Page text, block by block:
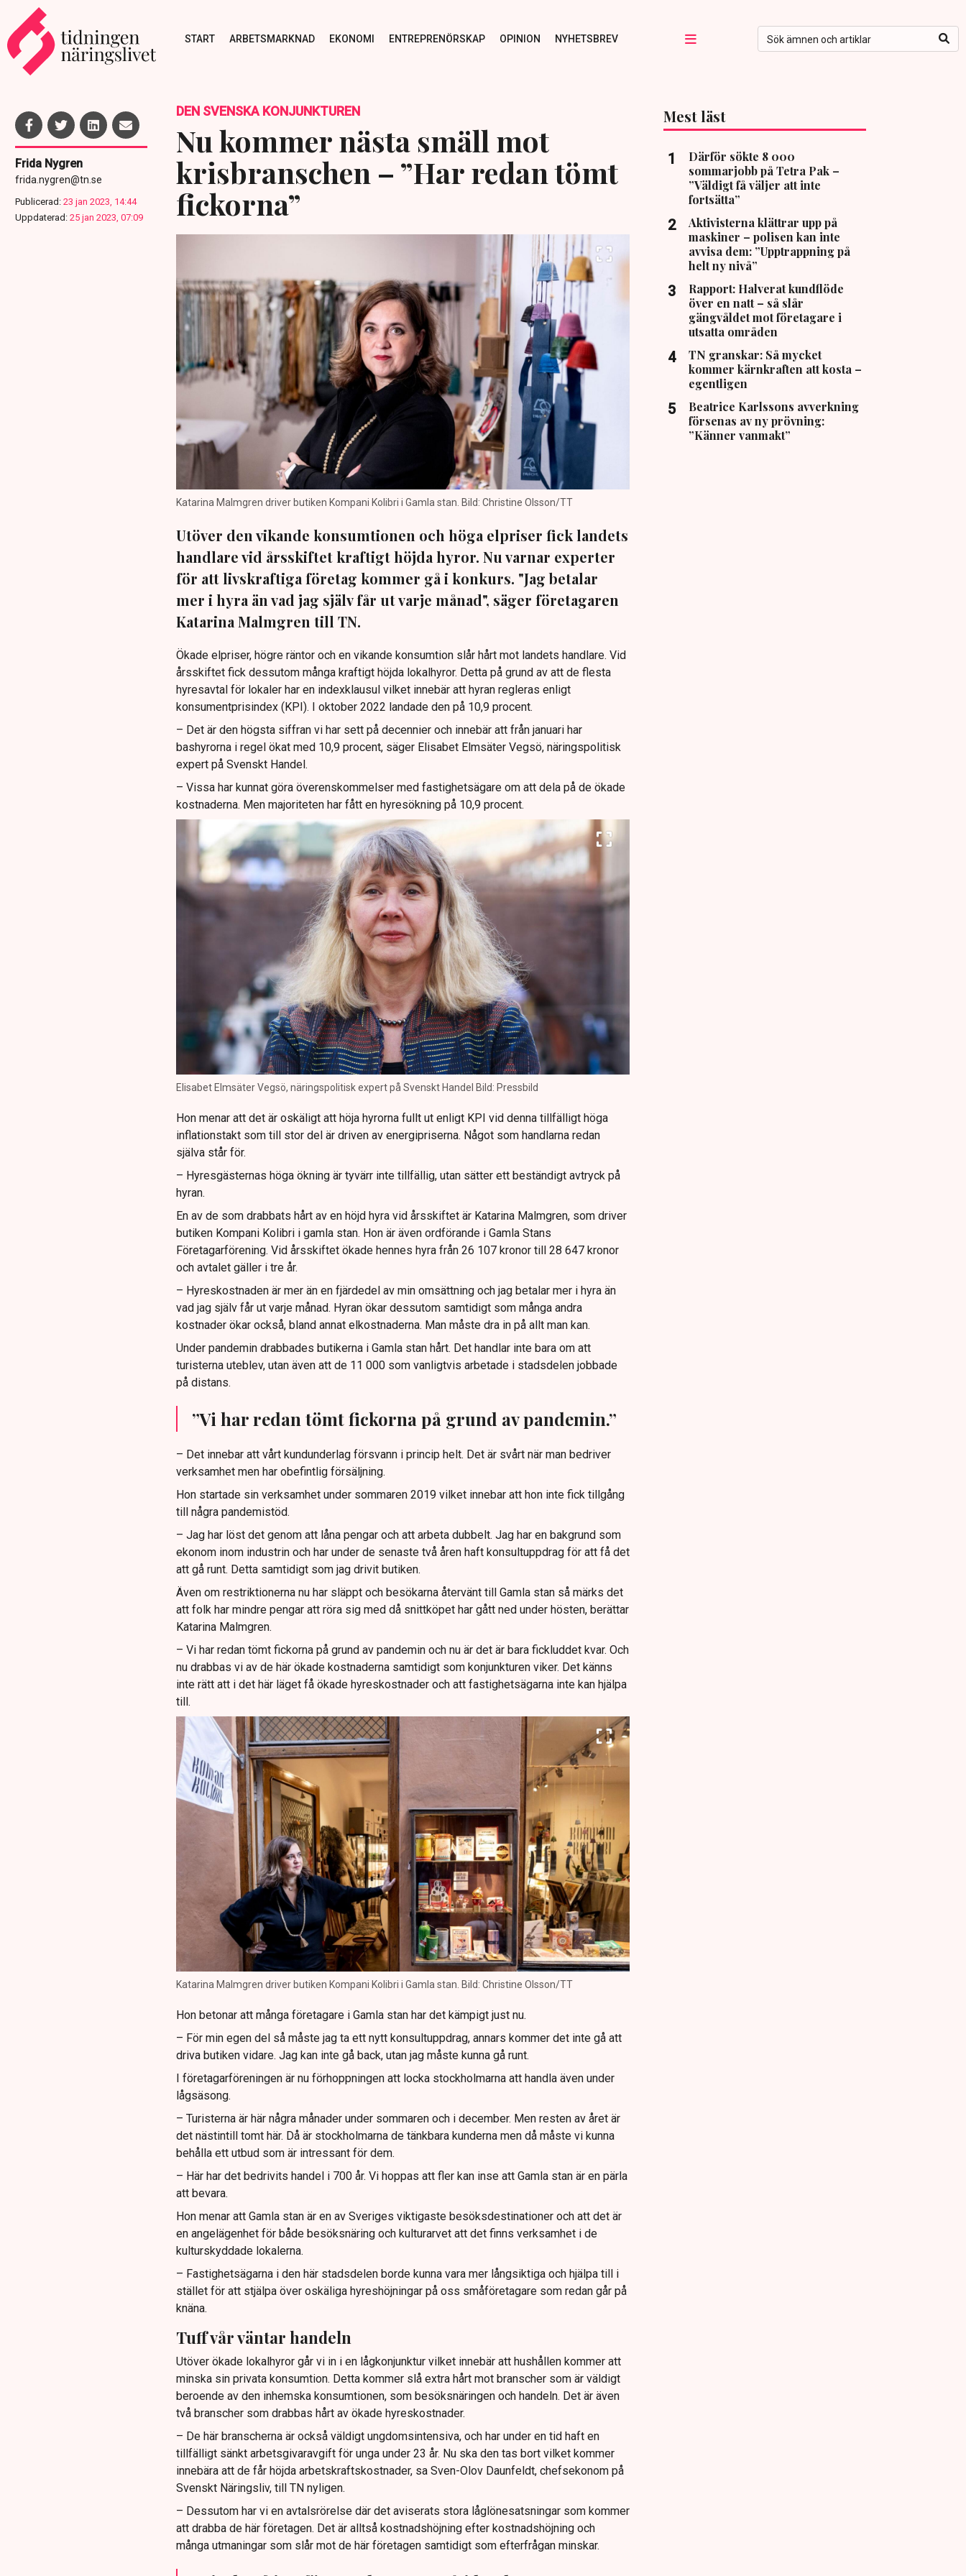
START ARBETSMARKNAD EKONOMI ENTREPRENÖRSKAP OPINION NYHETSBREV
Frida Nygren
frida.nygren@tn.se
Publicerad: 23 jan 2023, 14:44
Uppdaterad: 25 jan 2023, 07:09
DEN SVENSKA KONJUNKTUREN
Nu kommer nästa smäll mot
krisbranschen – ”Har redan tömt
fickorna”
Katarina Malmgren driver butiken Kompani Kolibri i Gamla stan. Bild: Christine Olsson/TT
Utöver den vikande konsumtionen och höga elpriser fick landets
handlare vid årsskiftet kraftigt höjda hyror. Nu varnar experter
för att livskraftiga företag kommer gå i konkurs. "Jag betalar
mer i hyra än vad jag själv får ut varje månad", säger företagaren
Katarina Malmgren till TN.
Ökade elpriser, högre räntor och en vikande konsumtion slår hårt mot landets handlare. Vid
årsskiftet fick dessutom många kraftigt höjda lokalhyror. Detta på grund av att de flesta
hyresavtal för lokaler har en indexklausul vilket innebär att hyran regleras enligt
konsumentprisindex (KPI). I oktober 2022 landade den på 10,9 procent.
– Det är den högsta siffran vi har sett på decennier och innebär att från januari har
bashyrorna i regel ökat med 10,9 procent, säger Elisabet Elmsäter Vegsö, näringspolitisk
expert på Svenskt Handel.
– Vissa har kunnat göra överenskommelser med fastighetsägare om att dela på de ökade
kostnaderna. Men majoriteten har fått en hyresökning på 10,9 procent.
Elisabet Elmsäter Vegsö, näringspolitisk expert på Svenskt Handel Bild: Pressbild
Hon menar att det är oskäligt att höja hyrorna fullt ut enligt KPI vid denna tillfälligt höga
inflationstakt som till stor del är driven av energipriserna. Något som handlarna redan
själva står för.
– Hyresgästernas höga ökning är tyvärr inte tillfällig, utan sätter ett beständigt avtryck på
hyran.
En av de som drabbats hårt av en höjd hyra vid årsskiftet är Katarina Malmgren, som driver
butiken Kompani Kolibri i gamla stan. Hon är även ordförande i Gamla Stans
Företagarförening. Vid årsskiftet ökade hennes hyra från 26 107 kronor till 28 647 kronor
och avtalet gäller i tre år.
– Hyreskostnaden är mer än en fjärdedel av min omsättning och jag betalar mer i hyra än
vad jag själv får ut varje månad. Hyran ökar dessutom samtidigt som många andra
kostnader ökar också, bland annat elkostnaderna. Man måste dra in på allt man kan.
Under pandemin drabbades butikerna i Gamla stan hårt. Det handlar inte bara om att
turisterna uteblev, utan även att de 11 000 som vanligtvis arbetade i stadsdelen jobbade
på distans.
”Vi har redan tömt fickorna på grund av pandemin.”
– Det innebar att vårt kundunderlag försvann i princip helt. Det är svårt när man bedriver
verksamhet men har obefintlig försäljning.
Hon startade sin verksamhet under sommaren 2019 vilket innebar att hon inte fick tillgång
till några pandemistöd.
– Jag har löst det genom att låna pengar och att arbeta dubbelt. Jag har en bakgrund som
ekonom inom industrin och har under de senaste två åren haft konsultuppdrag för att få det
att gå runt. Detta samtidigt som jag drivit butiken.
Även om restriktionerna nu har släppt och besökarna återvänt till Gamla stan så märks det
att folk har mindre pengar att röra sig med då snittköpet har gått ned under hösten, berättar
Katarina Malmgren.
– Vi har redan tömt fickorna på grund av pandemin och nu är det är bara fickluddet kvar. Och
nu drabbas vi av de här ökade kostnaderna samtidigt som konjunkturen viker. Det känns
inte rätt att i det här läget få ökade hyreskostnader och att fastighetsägarna inte kan hjälpa
till.
Katarina Malmgren driver butiken Kompani Kolibri i Gamla stan. Bild: Christine Olsson/TT
Hon betonar att många företagare i Gamla stan har det kämpigt just nu.
– För min egen del så måste jag ta ett nytt konsultuppdrag, annars kommer det inte gå att
driva butiken vidare. Jag kan inte gå back, utan jag måste kunna gå runt.
I företagarföreningen är nu förhoppningen att locka stockholmarna att handla även under
lågsäsong.
– Turisterna är här några månader under sommaren och i december. Men resten av året är
det nästintill tomt här. Då är stockholmarna de tänkbara kunderna men då måste vi kunna
behålla ett utbud som är intressant för dem.
– Här har det bedrivits handel i 700 år. Vi hoppas att fler kan inse att Gamla stan är en pärla
att bevara.
Hon menar att Gamla stan är en av Sveriges viktigaste besöksdestinationer och att det är
en angelägenhet för både besöksnäring och kulturarvet att det finns verksamhet i de
kulturskyddade lokalerna.
– Fastighetsägarna i den här stadsdelen borde kunna vara mer långsiktiga och hjälpa till i
stället för att stjälpa över oskäliga hyreshöjningar på oss småföretagare som redan går på
knäna.
Tuff vår väntar handeln
Utöver ökade lokalhyror går vi in i en lågkonjunktur vilket innebär att hushållen kommer att
minska sin privata konsumtion. Detta kommer slå extra hårt mot branscher som är väldigt
beroende av den inhemska konsumtionen, som besöksnäringen och handeln. Det är även
två branscher som drabbas hårt av ökade hyreskostnader.
– De här branscherna är också väldigt ungdomsintensiva, och har under en tid haft en
tillfälligt sänkt arbetsgivaravgift för unga under 23 år. Nu ska den tas bort vilket kommer
innebära att de får höjda arbetskraftskostnader, sa Sven-Olov Daunfeldt, chefsekonom på
Svenskt Näringsliv, till TN nyligen.
– Dessutom har vi en avtalsrörelse där det aviserats stora låglönesatsningar som kommer
att drabba de här företagen. Det är alltså kostnadshöjning efter kostnadshöjning och
många utmaningar som slår mot de här företagen samtidigt som efterfrågan minskar.
Mest läst
Därför sökte 8 000
sommarjobb på Tetra Pak –
”Väldigt få väljer att inte
fortsätta”
Aktivisterna klättrar upp på
maskiner – polisen kan inte
avvisa dem: ”Upptrappning på
helt ny nivå”
Rapport: Halverat kundflöde
över en natt – så slår
gängvåldet mot företagare i
utsatta områden
TN granskar: Så mycket
kommer kärnkraften att kosta –
egentligen
Beatrice Karlssons avverkning
försenas av ny prövning:
”Känner vanmakt”